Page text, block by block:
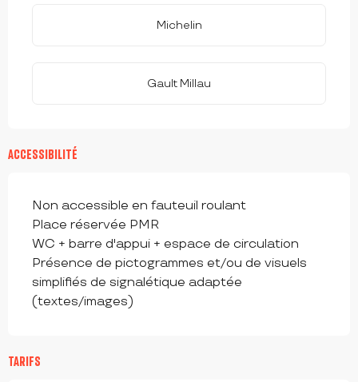
Michelin
Gault Millau
ACCESSIBILITÉ
Non accessible en fauteuil roulant
Place réservée PMR
WC + barre d'appui + espace de circulation
Présence de pictogrammes et/ou de visuels
simplifiés de signalétique adaptée
(textes/images)
TARIFS